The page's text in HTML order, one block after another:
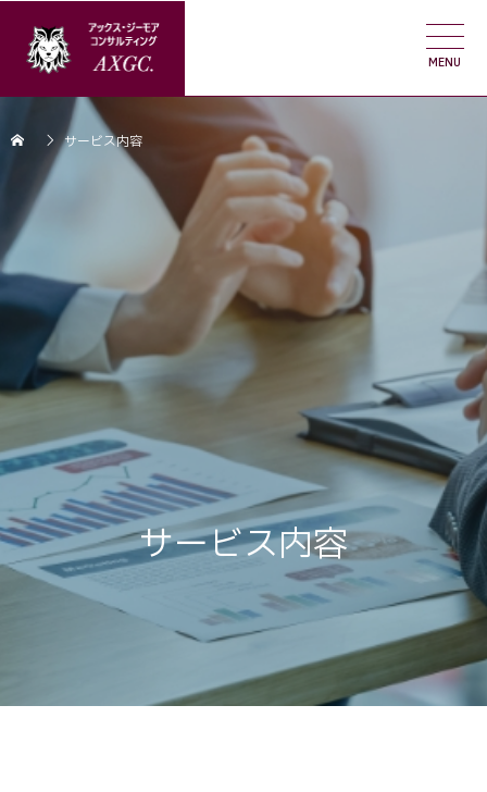
サービス内容
サービス内容